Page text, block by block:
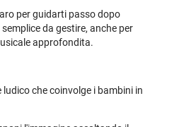
per guidarti passo dopo
da gestire, anche per
approfondita.
che coinvolge i bambini in